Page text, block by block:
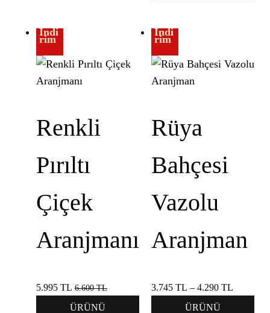
İndi
rim
Renkli
Pırıltı
Çiçek
Aranjmanı
5.995 TL 6.600TL
ÜRÜNÜ
İndi
rim
Rüya
Bahçesi
Vazolu
Aranjman
3.745 TL – 4.290 TL
ÜRÜNÜ